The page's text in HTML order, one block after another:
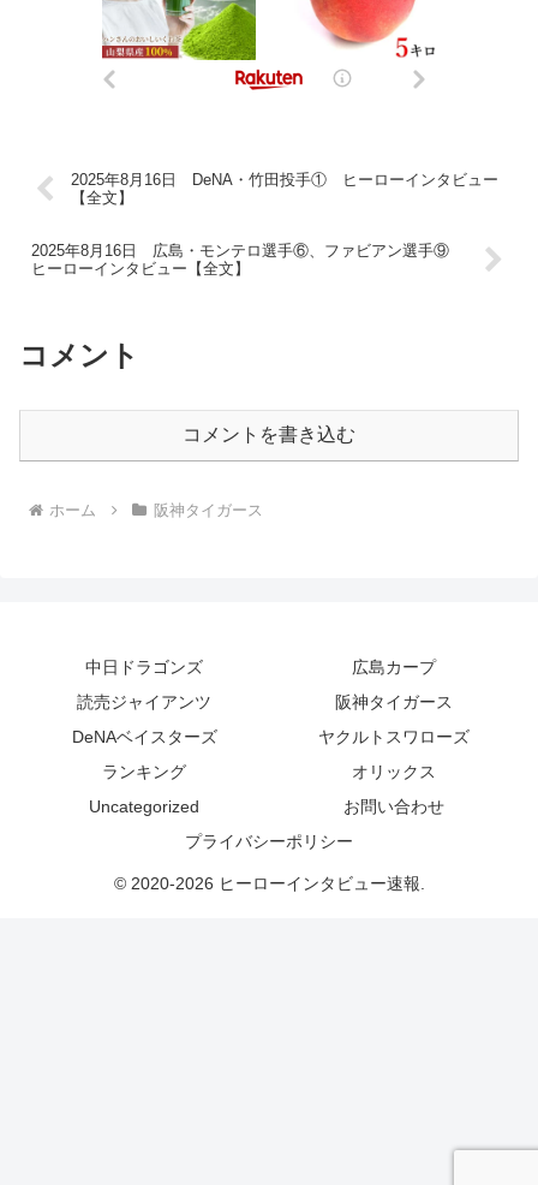
2025年8月16日 DeNA・竹田投手① ヒーローインタビュー
【全文】
2025年8月16日 広島・モンテロ選手⑥、ファビアン選手⑨
ヒーローインタビュー【全文】
コメント
コメントを書き込む
ホーム 阪神タイガース
中日ドラゴンズ
広島カープ
読売ジャイアンツ
阪神タイガース
DeNAベイスターズ
ヤクルトスワローズ
ランキング
オリックス
Uncategorized
お問い合わせ
プライバシーポリシー
© 2020-2026 ヒーローインタビュー速報.